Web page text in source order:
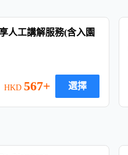
人工講解服務(含入園
HKD 567+ 選擇